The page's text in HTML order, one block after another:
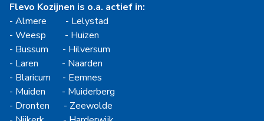
Flevo Kozijnen is o.a. actief in:
- Almere - Lelystad
- Weesp - Huizen
- Bussum - Hilversum
- Laren - Naarden
- Blaricum - Eemnes
- Muiden - Muiderberg
- Dronten - Zeewolde